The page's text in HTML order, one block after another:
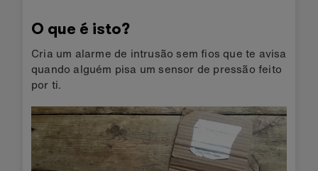
O que é isto?
Cria um alarme de intrusão sem fios que te avisa
quando alguém pisa um sensor de pressão feito
por ti.